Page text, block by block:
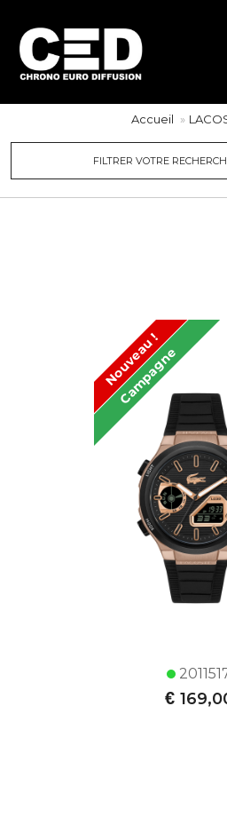
Accueil
FILTRER VOTRE
Nouveau !
Campagne
€